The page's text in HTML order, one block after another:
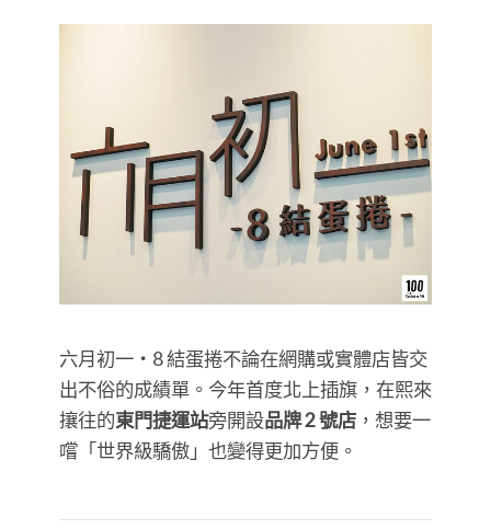
​​​​​​​六月初一・8 結蛋捲不論在網購或實體店皆交
出不俗的成績單。今年首度北上插旗，在熙來
攘往的東門捷運站旁開設品牌 2 號店 ，想要一
嚐「世界級驕傲」也變得更加方便。